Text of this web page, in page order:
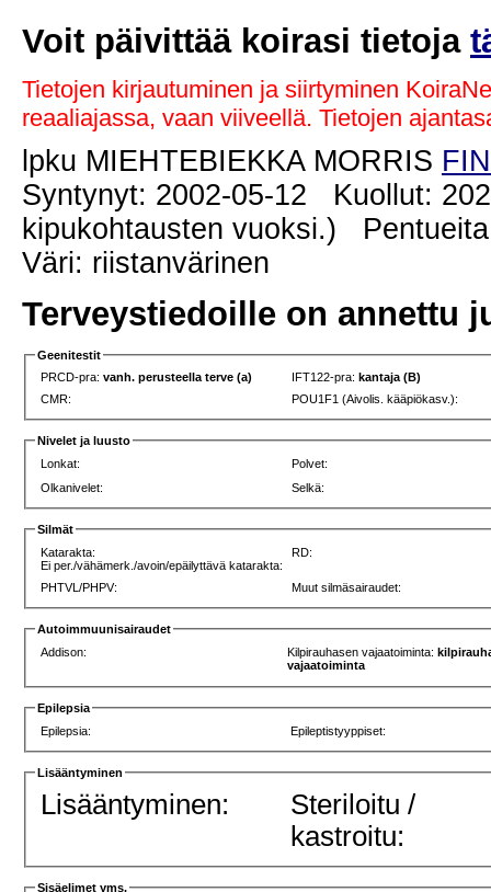
Voit päivittää koirasi tietoja
Tietojen kirjautuminen ja siirtyminen
reaaliajassa, vaan viiveellä. Tietojen
lpku MIEHTEBIEKKA MORRIS
Syntynyt: 2002-05-12 Kuollut:
kipukohtausten vuoksi.)
Väri: riistanvärinen
Terveystiedoille on annettu
Geenitestit
PRCD-pra:vanh. perusteella terve (a) IFT122-pra: kantaja (B)
CMR:
POU1F1 (Aivolis. kääpiökasv.):
Nivelet ja luusto
Lonkat:
Polvet:
Olkanivelet:
Selkä:
Silmät
Katarakta:
Ei per./vähämerk./avoin/epäilyttävä katarakta:
RD:
PHTVL/PHPV: Muut silmäsairaudet:
Autoimmuunisairaudet
Addison:
Kilpirauhasen vajaatoiminta:
vajaatoiminta
Epilepsia
Epilepsia:
Epileptistyyppiset:
Lisääntyminen
Lisääntyminen:
Steriloitu /
kastroitu:
Sisäelimet yms.